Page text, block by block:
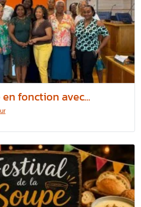
en fonction avec...